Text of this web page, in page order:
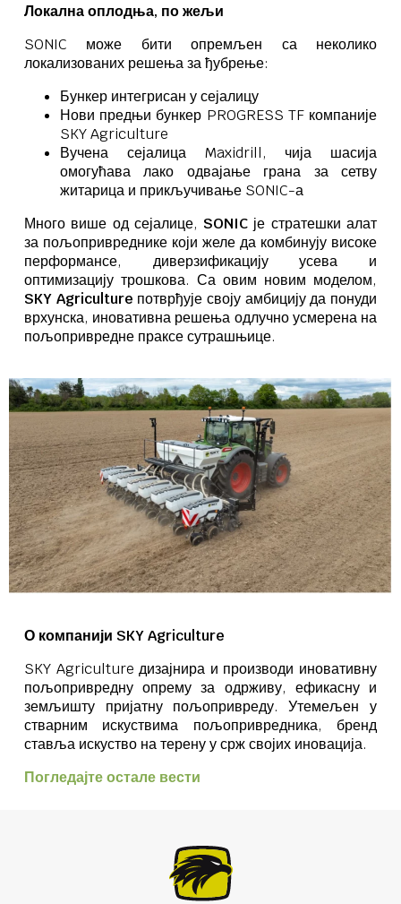
Локална оплодња, по жељи
SONIC може бити опремљен са неколико
локализованих решења за ђубрење:
Бункер интегрисан у сејалицу
Нови предњи бункер PROGRESS TF компаније
SKY Agriculture
Вучена сејалица Maxidrill, чија шасија
омогућава лако одвајање грана за сетву
житарица и прикључивање SONIC-а
Много више од сејалице, SONIC је стратешки алат
за пољопривреднике који желе да комбинују високе
перформансе, диверзификацију усева и
оптимизацију трошкова. Са овим новим моделом,
SKY Agriculture потврђује своју амбицију да понуди
врхунска, иновативна решења одлучно усмерена на
пољопривредне праксе сутрашњице.
О компанији SKY Agriculture
SKY Agriculture дизајнира и производи иновативну
пољопривредну опрему за одрживу, ефикасну и
земљишту пријатну пољопривреду. Утемељен у
стварним искуствима пољопривредника, бренд
ставља искуство на терену у срж својих иновација.
Погледајте остале вести